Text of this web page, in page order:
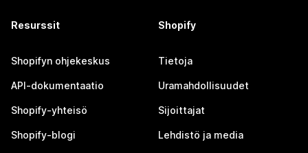
Resurssit
Shopifyn ohjekeskus
API-dokumentaatio
Shopify-yhteisö
Shopify-blogi
Shopify
Tietoja
Uramahdollisuudet
Sijoittajat
Lehdistö ja media